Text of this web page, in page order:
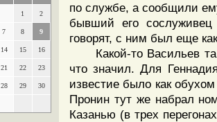
1 2
7 8 9
14 15 16
21 22 23
28 29 30
по службе, а сообщили
бывший его
говорят, с ним был еще
Какой-то Васильев
что значил. Для
известие было как
Пронин тут же набрал
Казанью (в трех